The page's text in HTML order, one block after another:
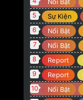
Nổi Bật
5 Sự Kiện
6 Nổi Bật
7 Nổi Bật
8 Report
9 Report
10 Nổi Bật